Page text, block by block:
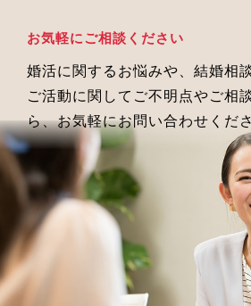
お気軽にご相談ください
婚活に関するお悩みや、 結婚相
ご活動に 関してご不明点やご相
ら、お気軽にお問い合わせくださ